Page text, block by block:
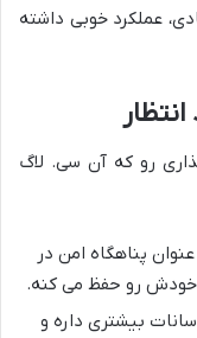
عملکرد خوبی داشته
گذاری رو که آن سی. لاگ
عنوان پناهگاه امن در
خودش رو حفظ می کنه.
بیشتری داره و